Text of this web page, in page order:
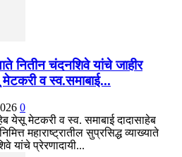
नितीन चंदनशिवे यांचे जाहीर
व स्व.समाबाई...
0
येसू मेटकरी व स्व. समाबाई दादासाहेब
महाराष्ट्रातील सुप्रसिद्ध व्याख्याते
यांचे प्रेरणादायी...